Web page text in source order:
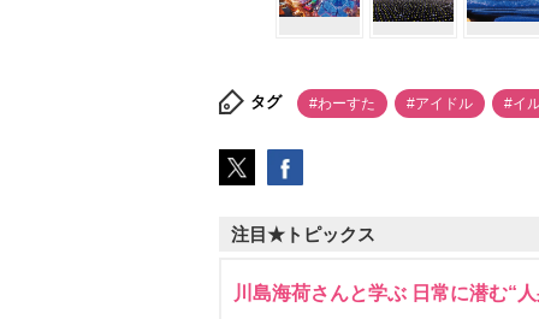
タグ #わーすた #アイドル #イ
注目★トピックス
川島海荷さんと学ぶ 日常に潜む“